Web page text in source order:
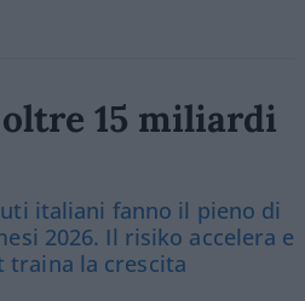
15 miliardi
italiani fanno il pieno di
2026. Il risiko accelera e
traina la crescita